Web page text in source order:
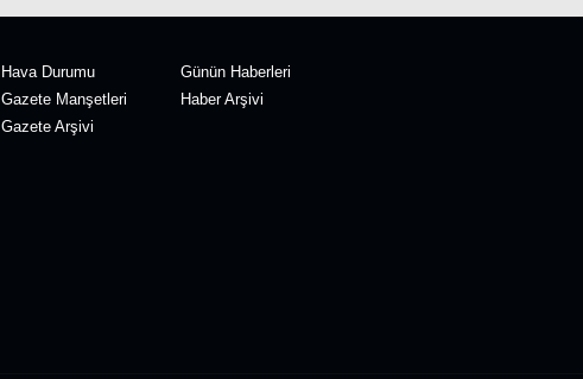
Hava Durumu
Günün Haberleri
Gazete Manşetleri
Haber Arşivi
Gazete Arşivi